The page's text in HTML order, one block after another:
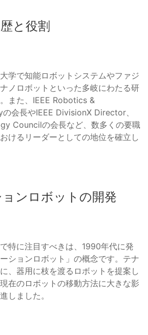
と役割
学で知能ロボットシステムやファジ
ノロボットといった多岐にわたる研
また、IEEE Robotics &
会長やIEEE DivisionX Director、
Councilの会長など、数多くの要職
けるリーダーとしての地位を確立し
ンロボットの開発
特に注目すべきは、1990年代に発
ションロボット」の概念です。テナ
、器用に枝を渡るロボットを提案し
在のロボットの移動方法に大きな影
しました。